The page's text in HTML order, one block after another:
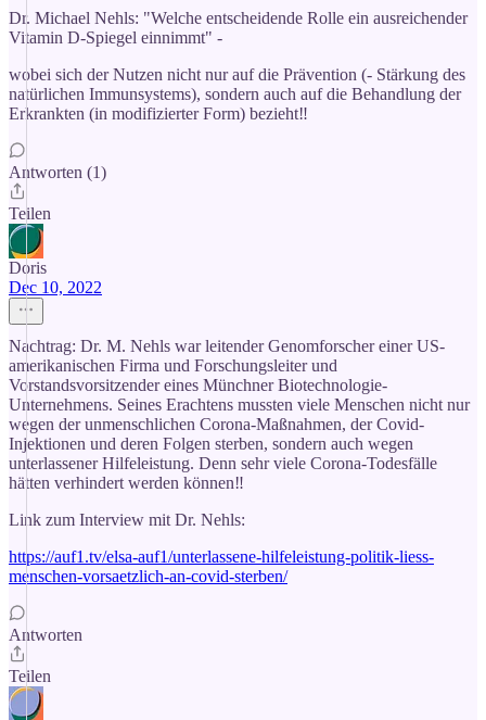
Dr. Michael Nehls: "Welche entscheidende Rolle ein ausreichender
Vitamin D-Spiegel einnimmt" -
wobei sich der Nutzen nicht nur auf die Prävention (- Stärkung des
natürlichen Immunsystems), sondern auch auf die Behandlung der
Erkrankten (in modifizierter Form) bezieht‼️
Antworten (1)
Teilen
Doris
Dec 10, 2022
Nachtrag: Dr. M. Nehls war leitender Genomforscher einer US-
amerikanischen Firma und Forschungsleiter und
Vorstandsvorsitzender eines Münchner Biotechnologie-
Unternehmens. Seines Erachtens mussten viele Menschen nicht nur
wegen der unmenschlichen Corona-Maßnahmen, der Covid-
Injektionen und deren Folgen sterben, sondern auch wegen
unterlassener Hilfeleistung. Denn sehr viele Corona-Todesfälle
hätten verhindert werden können‼️
Link zum Interview mit Dr. Nehls:
https://auf1.tv/elsa-auf1/unterlassene-hilfeleistung-politik-liess-
menschen-vorsaetzlich-an-covid-sterben/
Antworten
Teilen